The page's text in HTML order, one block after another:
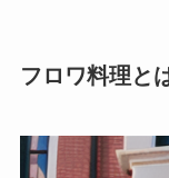
フロワ料理と